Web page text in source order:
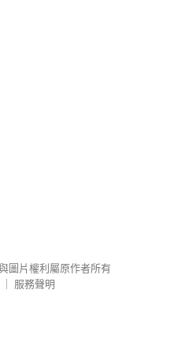
圖片權利屬原作者所有
服務聲明